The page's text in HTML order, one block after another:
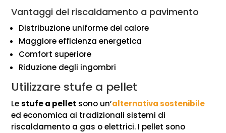
Vantaggi del riscaldamento a pavimento
Distribuzione uniforme del calore
Maggiore efficienza energetica
Comfort superiore
Riduzione degli ingombri
Utilizzare stufe a pellet
Lestufe a pellet sono un’alternativa sostenibile
ed economica ai tradizionali sistemi di
riscaldamento a gas o elettrici. I pellet sono